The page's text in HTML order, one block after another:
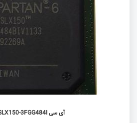
آی سی XC6SLX150-3FGG484I